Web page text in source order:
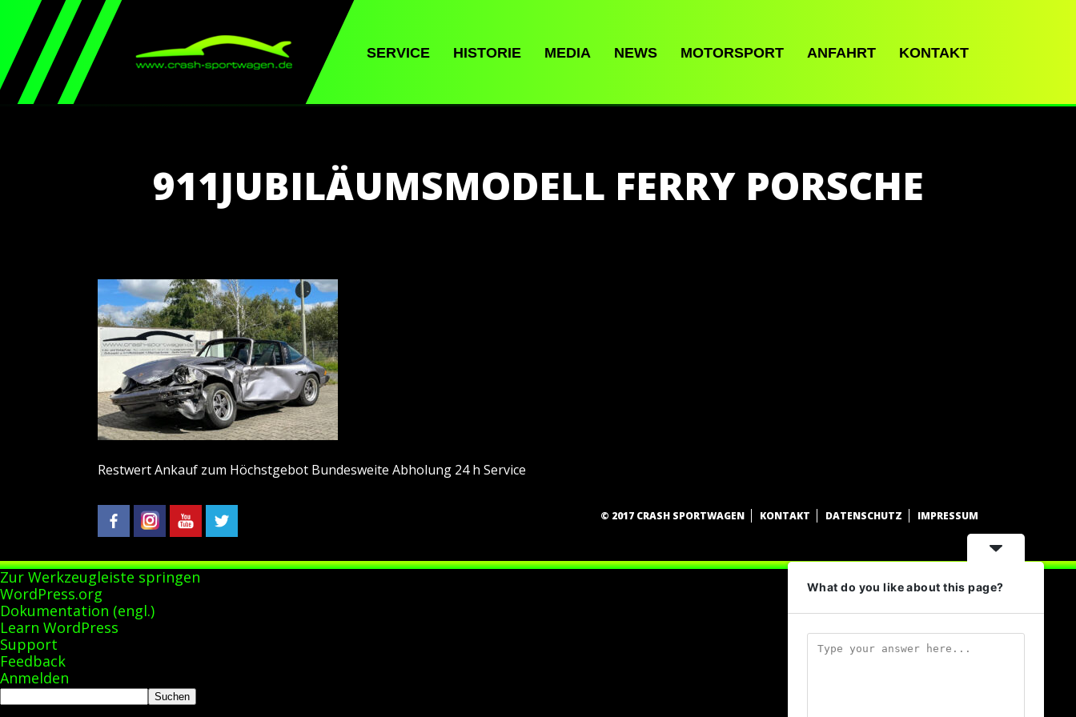
SERVICE HISTORIE MEDIA NEWS MOTORSPORT ANFAHRT KONTAKT
911JUBILÄUMSMODELL FERRY PORSCHE
Restwert Ankauf zum Höchstgebot Bundesweite Abholung 24 h Service
© 2017 CRASH SPORTWAGEN KONTAKT DATENSCHUTZ IMPRESSUM
Zur Werkzeugleiste springen
Über
WordPress
WordPress.org
Dokumentation (engl.)
Learn WordPress
Support
Feedback
Anmelden
Suchen
What do you like about this page?